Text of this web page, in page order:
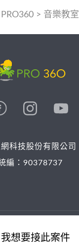
PRO360> 音樂教室
我想要接此案件
科技股份有限公司
編：90378737
All rights reserved.